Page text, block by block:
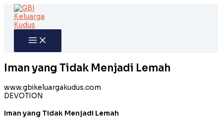
Skip
content
Iman yang Tidak Menjadi Lemah
www.gbikeluargakudus.com
DEVOTION
Iman yang Tidak Menjadi Lemah